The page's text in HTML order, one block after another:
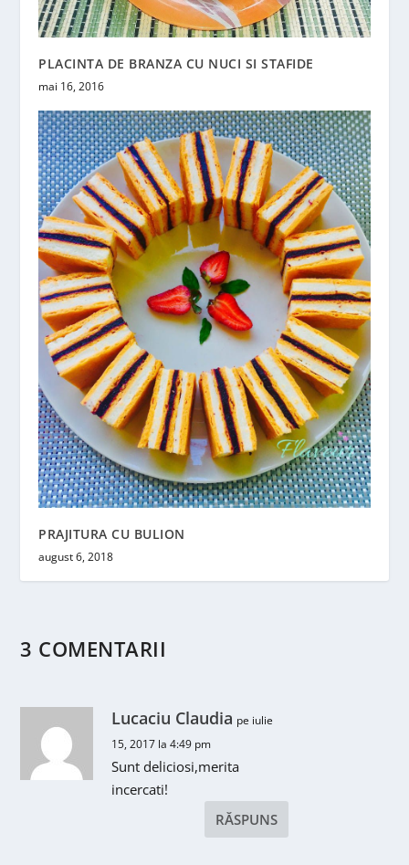
PLACINTA DE BRANZA CU NUCI SI STAFIDE
mai 16, 2016
PRAJITURA CU BULION
august 6, 2018
3 COMENTARII
Lucaciu Claudia pe iulie
15, 2017 la 4:49 pm
Sunt deliciosi,merita
incercati!
RĂSPUNS